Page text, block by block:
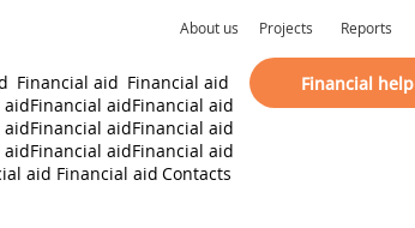
About us Projects Reports
Financial aid Financial aid
aidFinancial aidFinancial aid
aidFinancial aidFinancial aid
aidFinancial aidFinancial aid
aid Financial aid Contacts
Financial help